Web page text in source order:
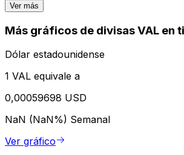
Ver más
Más gráficos de divisas VAL en
Dólar estadounidense
1 VAL equivale a
0,00059698 USD
NaN (NaN%) Semanal
Ver gráfico